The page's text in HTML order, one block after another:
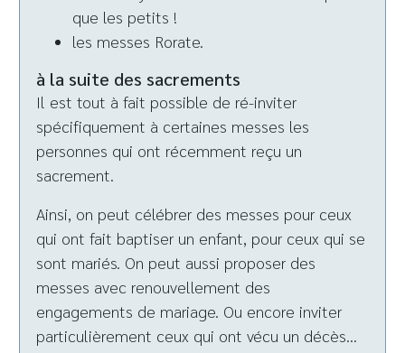
que les petits !
les messes Rorate.
à la suite des sacrements
Il est tout à fait possible de ré-inviter
spécifiquement à certaines messes les
personnes qui ont récemment reçu un
sacrement.
Ainsi, on peut célébrer des messes pour ceux
qui ont fait baptiser un enfant, pour ceux qui se
sont mariés. On peut aussi proposer des
messes avec renouvellement des
engagements de mariage. Ou encore inviter
particulièrement ceux qui ont vécu un décès…